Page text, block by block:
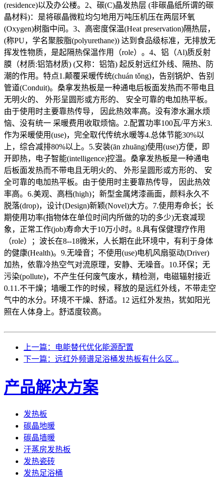
(residence)以及办公楼。2、碳(C)晶发热层 (非碳晶纸所谓的碳
晶材料)：是将碳晶微粒均匀地用万吨压机压在两层环氧
(Oxygen)树脂中间。3、高密度保温(Heat preservation)隔热层，
(称PU，学名聚胺脂(polyurethane)) 达到食品级标准，无排放无
挥发性物质，是起隔热保温作用（role）。4、铝（Al)质反射
膜（材质:铝箔材质) (又称：铝箔) 起反射远红外线、隔热、防
潮的作用。特点1.颠覆采暖传统(chuán tǒng)，告别锅炉、告别
管道(Conduit)。桑拿发热板是一种通电后板面发热而不带电且
无明火的、 外形呈圆形或方形的、 安全可靠的电加热平板。
由于使用时主要靠热传导， 因此热效率高。没有渗水漏水烦
恼、没有统一 采暖费用收取烦恼。2.配置功率100瓦/平方米3.
作为采暖使用(use)，完全取代传统水暖等4.总体节能30%以
上，综合减排80%以上。5.安装(ān zhuāng)使用(use)方便，即
开即热，电子智能(intelligence)控温。桑拿发热板是一种通电
后板面发热而不带电且无明火的、 外形呈圆形或方形的、 安
全可靠的电加热平板。由于使用时主要靠热传导， 因此热效
率高。6.美观、高档(high)；新型金属烤漆画面，颜料永久不
脱落(drop)，设计(Design)新颖(Novel)大方。7.使用寿命长；长
期使用功率(指物体在单位时间内所做的功的多少)无衰减现
象，正常工作(job)寿命大于10万小时。8.具有保健理疗作用
（role）；波长在8--18微米，人长期在此环境中，有利于身体
的健康(Health)。9.无噪音；不使用(use)电机风扇驱动(Driver)
加热，依靠冷热空气对流原理，安静、无噪音。10.环保；无
污染(pollute)，不产生任何废气废水，精检测，电磁辐射接近
0.11.不干燥；墙暖工作的时候，释放的是远红外线，不带走空
气中的水分。环境不干燥、舒适。12 远红外发热，犹如阳光
照在人体身上。舒适度较高。
上一篇：电能替代优化能源配置
下一篇：远红外频谱足浴桶发热板有什么区...
产品解决方案
发热板
碳晶地暖
碳晶墙暖
汗蒸房发热板
发热瓷砖
发热足浴桶